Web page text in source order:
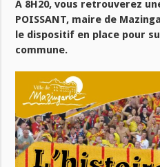
A 8H20, vous retrouverez
POISSANT, maire de
le dispositif en place pour
commune.